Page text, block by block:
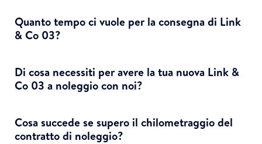
Quanto tempo ci vuole per la consegna di Link
& Co 03?
Di cosa necessiti per avere la tua nuova Link &
Co 03 a noleggio con noi?
Cosa succede se supero il chilometraggio del
contratto di noleggio?